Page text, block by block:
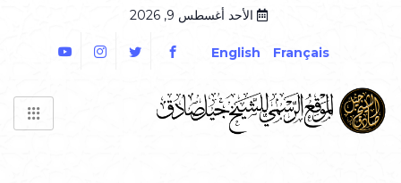
الأحد أغسطس 9, 2026
Français
English